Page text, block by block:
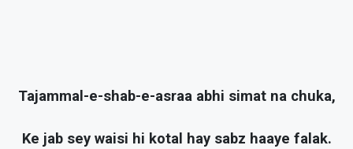
Tajammal-e-shab-e-asraa abhi simat na chuka,
Ke jab sey waisi hi kotal hay sabz haaye falak.